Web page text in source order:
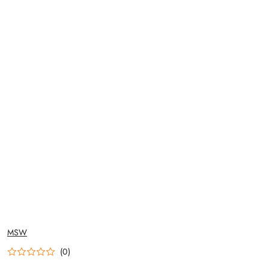
NAZWA
PRODUCENTA:
MSW
(0)